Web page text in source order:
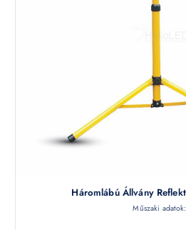
Háromlábú Állvány
Műszaki adatok: